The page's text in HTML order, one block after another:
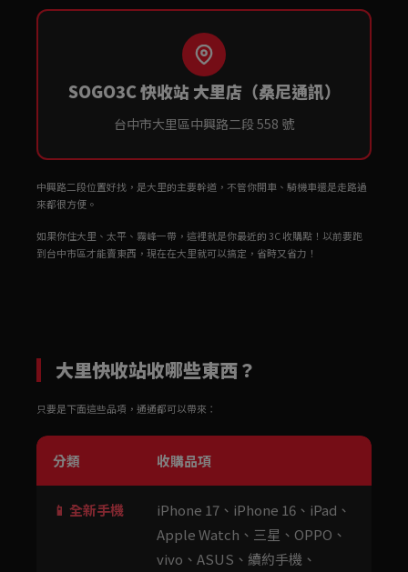
SOGO3C 快收站 大里店（桑尼通訊）
台中市大里區中興路二段 558 號
中興路二段位置好找，是大里的主要幹道，不管你開車、騎機車還是走路過
來都很方便。
如果你住大里、太平、霧峰一帶，這裡就是你最近的 3C 收購點！以前要跑
到台中市區才能賣東西，現在在大里就可以搞定，省時又省力！
大里快收站收哪些東西？
只要是下面這些品項，通通都可以帶來：
分類 收購品項
📱 全新手機
iPhone 17、iPhone 16、iPad、
Apple Watch、三星、OPPO、
vivo、ASUS、續約手機、